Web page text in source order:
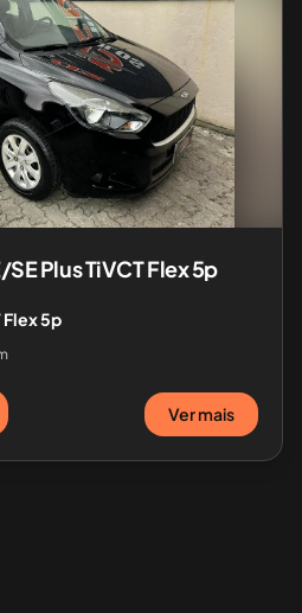
SE Plus TiVCT Flex 5p
Flex 5p
Ver mais